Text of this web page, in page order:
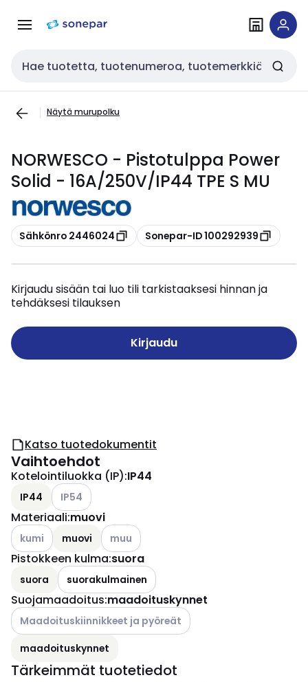
navigointiinsisältöön
Haku
Näytä murupolku
NORWESCO - Pistotulppa Power
Solid - 16A/250V/IP44 TPE S MU
Kopioi
Sähkönro 2446024 Kopioi
Sonepar-ID 100292939
Kirjaudu sisään tai luo tili tarkistaaksesi hinnan ja
tehdäksesi tilauksen
Kirjaudu
Katso tuotedokumentit
Vaihtoehdot
Kotelointiluokka (IP):IP44
IP44 Katso käytettävissä olevat vaihtoehdot
IP54
Materiaali:muovi
Katso käytettävissä olevat vaihtoehdot
kumi muovi Katso käytettävissä olevat vaihtoehdot
muu
Pistokkeen kulma:suora
suora suorakulmainen
Suojamaadoitus:maadoituskynnet
Katso käytettävissä olevat vaihtoehdot
Maadoituskiinnikkeet ja pyöreät
maadoituskynnet
Tärkeimmät tuotetiedot